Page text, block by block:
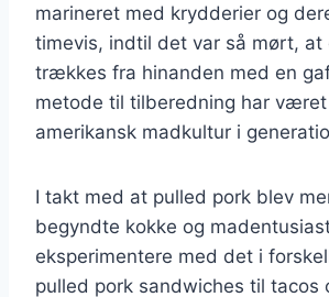
marineret med krydderier og
timevis, indtil det var så mørt, at
trækkes fra hinanden med en
metode til tilberedning har
amerikansk madkultur i
I takt med at pulled pork blev
begyndte kokke og
eksperimentere med det i
pulled pork sandwiches til tacos